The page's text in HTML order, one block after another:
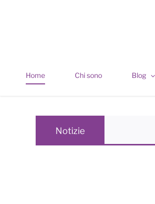
Home Chi sono Blog
Notizie